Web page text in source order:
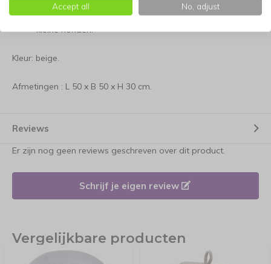
Veelzijdig:Geschikt voor grotere kattenrassen en zelfs
kleine honden.
Kleur: beige.
Afmetingen : L 50 x B 50 x H 30 cm.
Reviews
Er zijn nog geen reviews geschreven over dit product.
Schrijf je eigen review
Vergelijkbare producten
Accept all No, adjust